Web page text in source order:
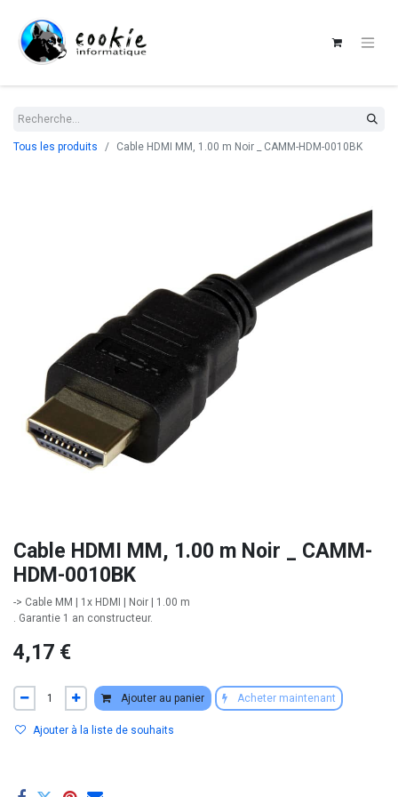
Tous les produits Cable HDMI MM, 1.00 m Noir _ CAMM-HDM-0010BK
Cable HDMI MM, 1.00 m Noir _ CAMM-
HDM-0010BK
-> Cable MM | 1x HDMI | Noir | 1.00 m
. Garantie 1 an constructeur.
4,17 €
Ajouter au panier Acheter maintenant
Ajouter à la liste de souhaits